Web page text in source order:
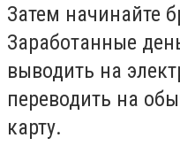
Затем начинайте
Заработанные
выводить на
переводить на
карту.